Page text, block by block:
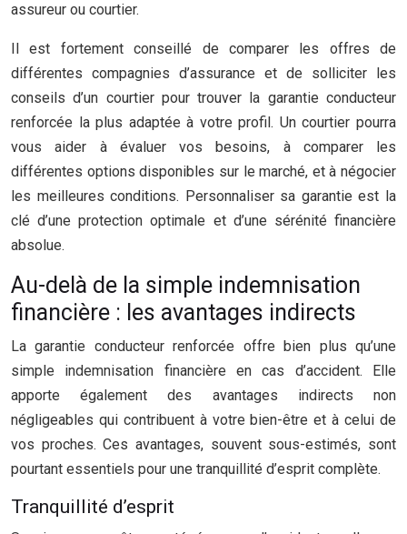
assureur ou courtier.
Il est fortement conseillé de comparer les offres de
différentes compagnies d’assurance et de solliciter les
conseils d’un courtier pour trouver la garantie conducteur
renforcée la plus adaptée à votre profil. Un courtier pourra
vous aider à évaluer vos besoins, à comparer les
différentes options disponibles sur le marché, et à négocier
les meilleures conditions. Personnaliser sa garantie est la
clé d’une protection optimale et d’une sérénité financière
absolue.
Au-delà de la simple indemnisation
financière : les avantages indirects
La garantie conducteur renforcée offre bien plus qu’une
simple indemnisation financière en cas d’accident. Elle
apporte également des avantages indirects non
négligeables qui contribuent à votre bien-être et à celui de
vos proches. Ces avantages, souvent sous-estimés, sont
pourtant essentiels pour une tranquillité d’esprit complète.
Tranquillité d’esprit